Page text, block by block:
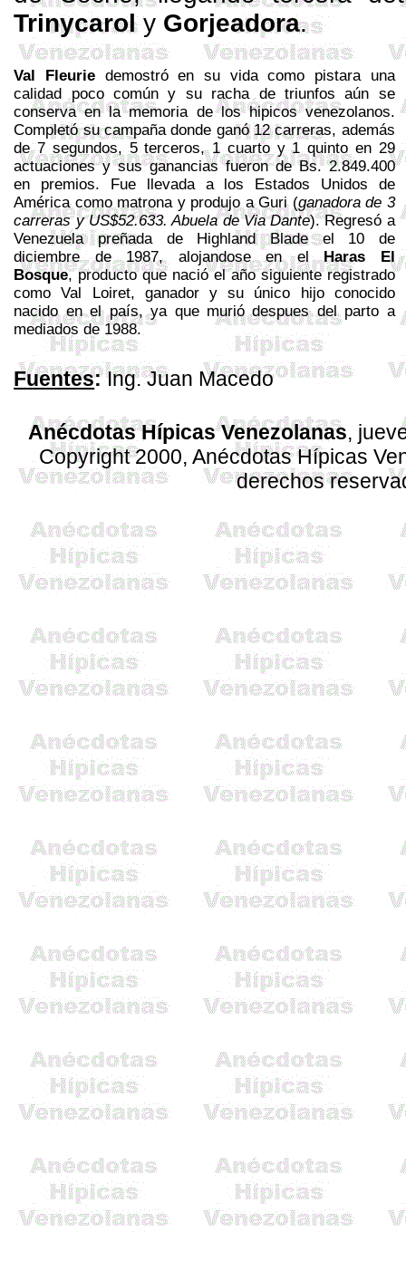
Trinycaroly Gorjeadora.
Val Fleuriedemostró en su vida como pistara una
calidad poco común y su racha de triunfos aún se
conserva en la memoria de los hipicos venezolanos.
Completó su campaña donde ganó 12 carreras, además
de 7 segundos, 5 terceros, 1 cuarto y 1 quinto en 29
actuaciones y sus ganancias fueron de Bs. 2.849.400
en premios. Fue llevada a los Estados Unidos de
América como matrona y produjo aGuri (ganadora de 3
carreras y US$52.633. Abuela deViaDante). Regresó a
Venezuela preñada de Highland Bladeel 10 de
diciembre de 1987, alojandose en elHaras El
Bosque, producto que nació el año siguiente registrado
comoVal Loiret, ganador y su único hijo conocido
nacido en el país, ya que murió despues del parto a
mediados de 1988.
Fuentes:Ing. Juan Macedo
Anécdotas Hípicas Venezolanas,
Copyright 2000, Anécdotas Hípicas
derechos